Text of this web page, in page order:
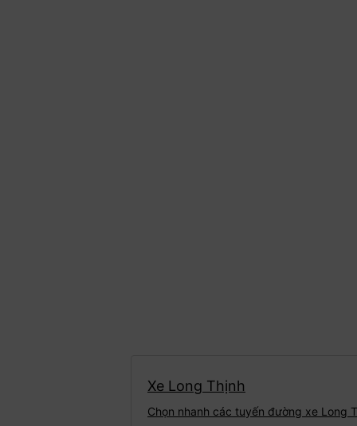
Xe Long Thịnh
Chọn nhanh các tuyến đường xe Long